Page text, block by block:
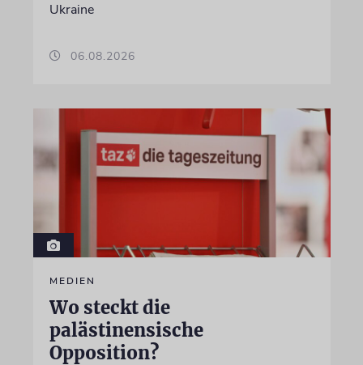
Ukraine
06.08.2026
MEDIEN
Wo steckt die
palästinensische
Opposition?